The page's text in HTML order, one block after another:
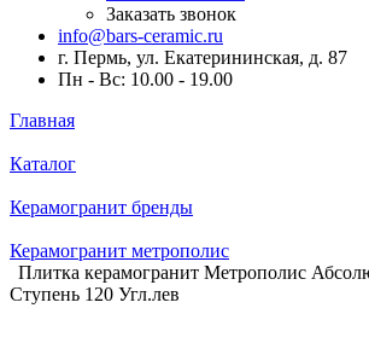
Заказать звонок
info@bars-ceramic.ru
г. Пермь, ул. Екатерининская, д. 87
Пн - Вс: 10.00 - 19.00
Главная
Каталог
Керамогранит бренды
Керамогранит метрополис
Плитка керамогранит Метрополис
Ступень 120 Угл.лев